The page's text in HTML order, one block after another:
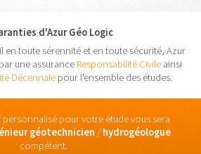
d'Azur Géo Logic
en toute sérennité et en toute sécurité, Azur
une assurance Responsabilité Civile ainsi
Décennale pour l'ensemble des études.
personnalisé pour votre étude vous sera
géotechnicien / hydrogéologue
compétent.